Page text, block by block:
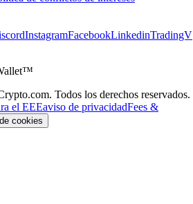
InstagramFacebookLinkedinTradingV
Todos los derechos reservados.
el EEEaviso de privacidadFees &
cookies